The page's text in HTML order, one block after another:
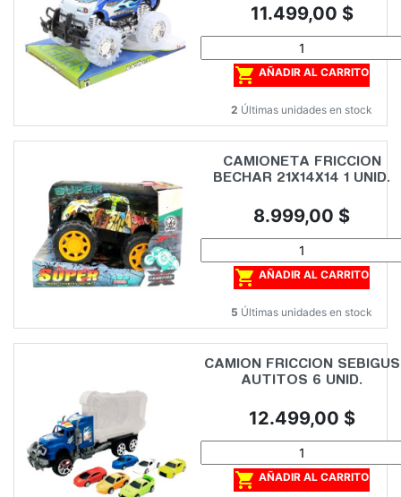
Precio
11.499,00 $
 AÑADIR AL CARRITO
2 Últimas unidades en stock
CAMIONETA FRICCION
BECHAR 21X14X14 1 UNID.
Precio
8.999,00 $
 AÑADIR AL CARRITO
5 Últimas unidades en stock
CAMION FRICCION SEBIGUS
AUTITOS 6 UNID.
Precio
12.499,00 $
 AÑADIR AL CARRITO